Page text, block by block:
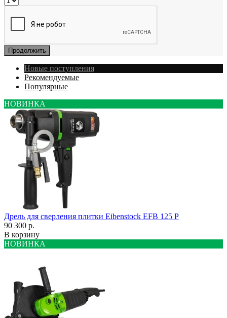
Продолжить
Новые поступления
Рекомендуемые
Популярные
НОВИНКА
Дрель для сверления плитки Eibenstock EFB 125 P
90 300 р.
В корзину
НОВИНКА